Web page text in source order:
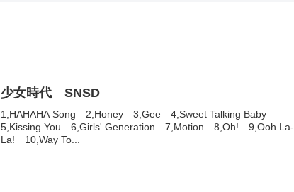
少女時代 SNSD
1,HAHAHA Song 2,Honey 3,Gee 4,Sweet Talking Baby
5,Kissing You 6,Girls' Generation 7,Motion 8,Oh! 9,Ooh La-
La! 10,Way To...